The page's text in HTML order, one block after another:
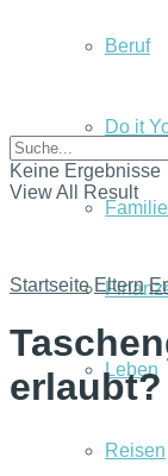
Beruf
Do it
Leben
Reisen
Keine Ergebnisse
View All Result
Startseite Eltern
erlaubt?